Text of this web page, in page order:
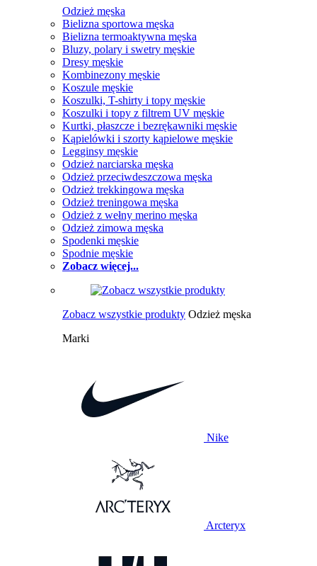
Odzież męska
Bielizna sportowa męska
Bielizna termoaktywna męska
Bluzy, polary i swetry męskie
Dresy męskie
Kombinezony męskie
Koszule męskie
Koszulki, T-shirty i topy męskie
Koszulki i topy z filtrem UV męskie
Kurtki, płaszcze i bezrękawniki męskie
Kąpielówki i szorty kąpielowe męskie
Legginsy męskie
Odzież narciarska męska
Odzież przeciwdeszczowa męska
Odzież trekkingowa męska
Odzież treningowa męska
Odzież z wełny merino męska
Odzież zimowa męska
Spodenki męskie
Spodnie męskie
Zobacz więcej...
Zobacz wszystkie produkty Odzież męska
Marki
Nike
Arcteryx